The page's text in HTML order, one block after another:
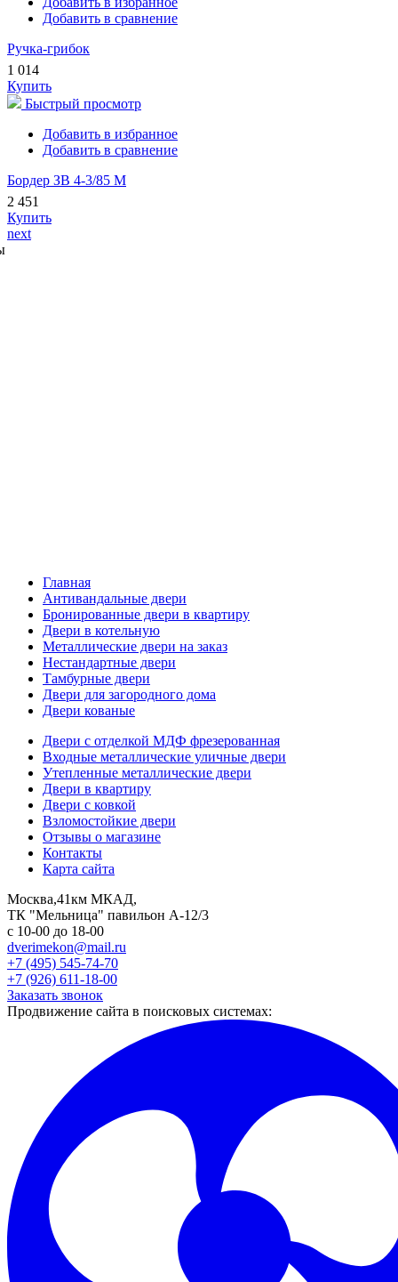
Добавить в сравнение
Ручка-грибок
1 014
Купить
Быстрый просмотр
Добавить в избранное
Добавить в сравнение
Бордер ЗВ 4-3/85 М
2 451
Купить
next
Главная
Антивандальные двери
Бронированные двери в квартиру
Двери в котельную
Металлические двери на заказ
Нестандартные двери
Тамбурные двери
Двери для загородного дома
Двери кованые
Двери с отделкой МДФ фрезерованная
Входные металлические уличные двери
Утепленные металлические двери
Двери в квартиру
Двери с ковкой
Взломостойкие двери
Отзывы о магазине
Контакты
Карта сайта
Москва,41км МКАД,
ТК "Мельница" павильон А-12/3
с 10-00 до 18-00
dverimekon@mail.ru
+7 (495) 545-74-70
+7 (926) 611-18-00
Заказать звонок
Продвижение сайта в поисковых системах: